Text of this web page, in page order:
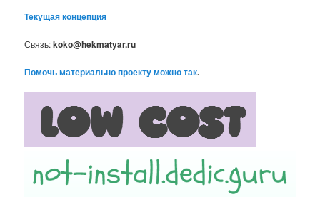
Текущая концепция
Связь:koko@hekmatyar.ru
Помочь материально проекту можно так.